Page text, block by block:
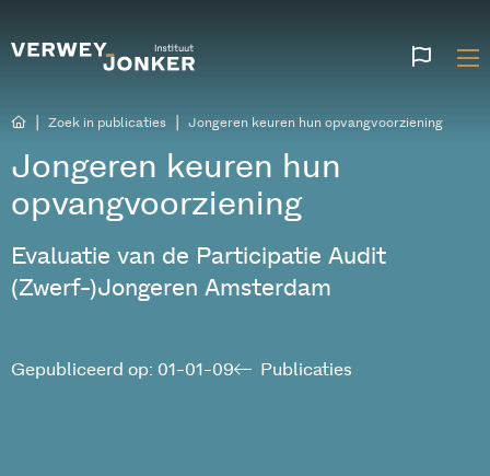
Zoek in publicaties Jongeren keuren hun opvangvoorziening
Jongeren keuren hun
opvangvoorziening
Evaluatie van de Participatie Audit
(Zwerf-)Jongeren Amsterdam
Publicaties
Gepubliceerd op: 01-01-09